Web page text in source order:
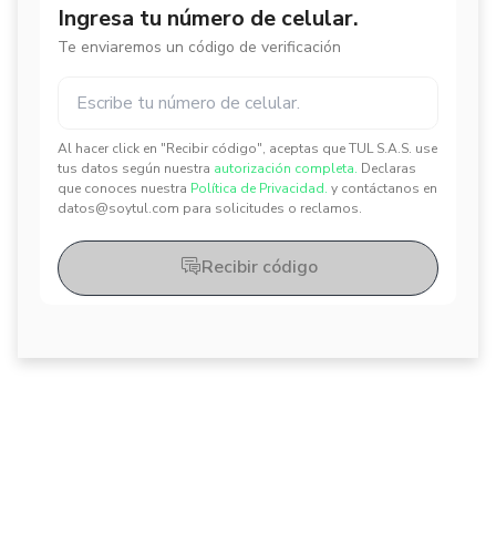
Ingresa tu número de celular.
Te enviaremos un código de verificación
Al hacer click en "Recibir código", aceptas que TUL S.A.S. use
tus datos según nuestra autorización completa. Declaras
que conoces nuestra Política de Privacidad. y contáctanos en
datos@soytul.com para solicitudes o reclamos.
✕
✕
Recibir código